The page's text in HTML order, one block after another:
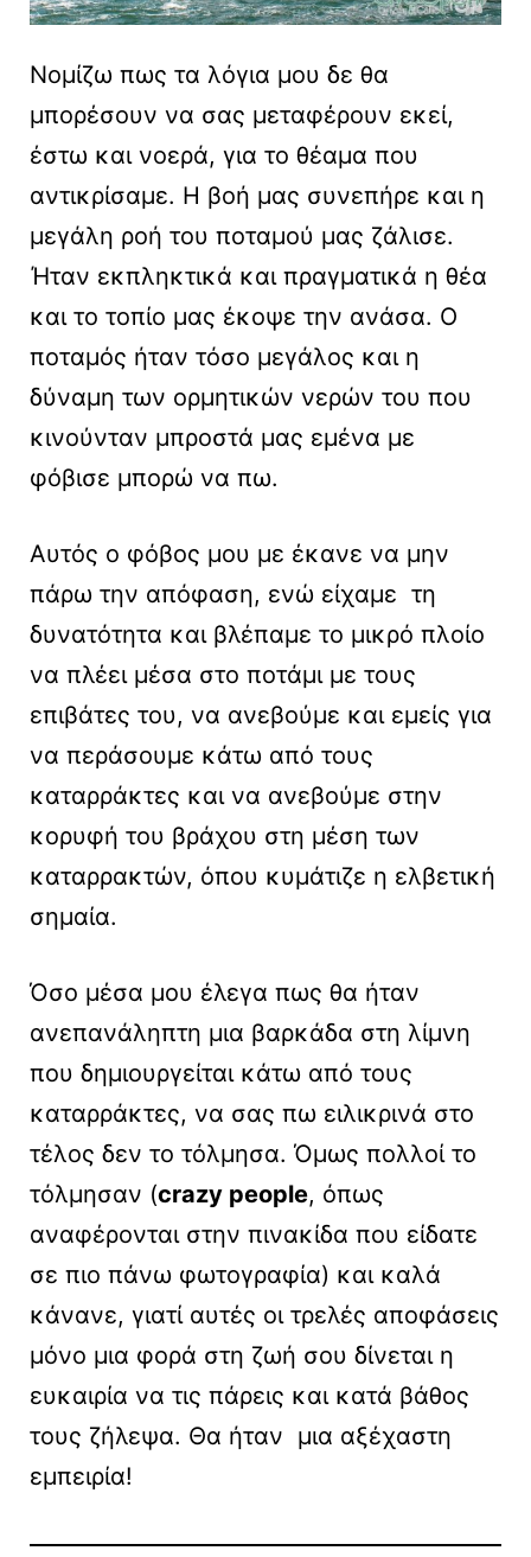
Νομίζω πως τα λόγια μου δε θα
μπορέσουν να σας μεταφέρουν εκεί,
έστω και νοερά, για το θέαμα που
αντικρίσαμε. Η βοή μας συνεπήρε και η
μεγάλη ροή του ποταμού μας ζάλισε.
Ήταν εκπληκτικά και πραγματικά η θέα
και το τοπίο μας έκοψε την ανάσα. Ο
ποταμός ήταν τόσο μεγάλος και η
δύναμη των ορμητικών νερών του που
κινούνταν μπροστά μας εμένα με
φόβισε μπορώ να πω.
Αυτός ο φόβος μου με έκανε να μην
πάρω την απόφαση, ενώ είχαμε τη
δυνατότητα και βλέπαμε το μικρό πλοίο
να πλέει μέσα στο ποτάμι με τους
επιβάτες του, να ανεβούμε και εμείς για
να περάσουμε κάτω από τους
καταρράκτες και να ανεβούμε στην
κορυφή του βράχου στη μέση των
καταρρακτών, όπου κυμάτιζε η ελβετική
σημαία.
Όσο μέσα μου έλεγα πως θα ήταν
ανεπανάληπτη μια βαρκάδα στη λίμνη
που δημιουργείται κάτω από τους
καταρράκτες, να σας πω ειλικρινά στο
τέλος δεν το τόλμησα. Όμως πολλοί το
τόλμησαν (crazy people, όπως
αναφέρονται στην πινακίδα που είδατε
σε πιο πάνω φωτογραφία) και καλά
κάνανε, γιατί αυτές οι τρελές αποφάσεις
μόνο μια φορά στη ζωή σου δίνεται η
ευκαιρία να τις πάρεις και κατά βάθος
τους ζήλεψα. Θα ήταν μια αξέχαστη
εμπειρία!